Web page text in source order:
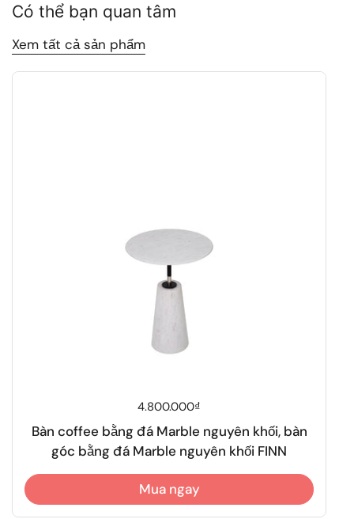
Có thể bạn quan tâm
Xem tất cả sản phẩm
Giá thông thường
4.800.000₫
Bàn coffee bằng đá Marble nguyên khối, bàn
góc bằng đá Marble nguyên khối FINN
Mua ngay